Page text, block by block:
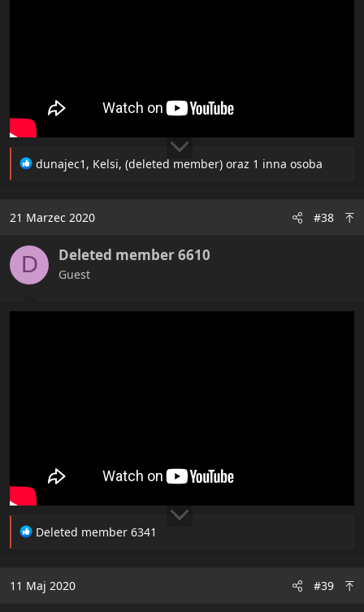
R
t
o
n
s
dunajec1 , Kelsi, (deleted member) oraz 1 inna osoba
21 Marzec 2020 #38
D Deleted member 6610
Guest
R
t
Deleted member 6341
11 Maj 2020 #39